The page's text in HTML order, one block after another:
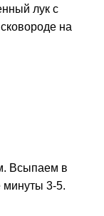
лук с
на
Всыпаем в
минуты 3-5.